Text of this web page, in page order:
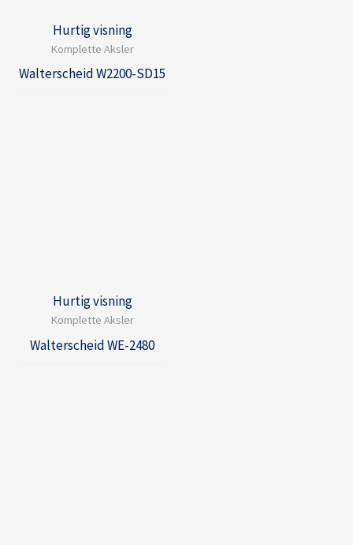
Hurtig visning
Komplette Aksler
Walterscheid W2200-SD15
Hurtig visning
Komplette Aksler
Walterscheid WE-2480